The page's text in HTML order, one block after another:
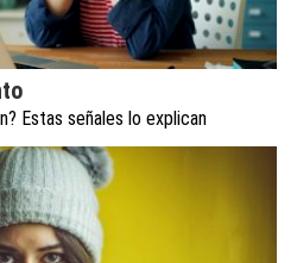
Estas señales lo explican